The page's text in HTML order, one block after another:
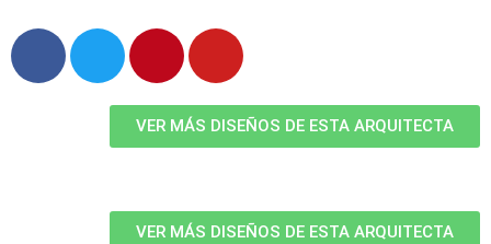
VER MÁS DISEÑOS DE ESTA ARQUITECTA
VER MÁS DISEÑOS DE ESTA ARQUITECTA